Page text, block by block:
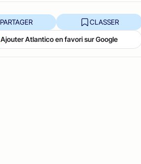
PARTAGER CLASSER
Ajouter Atlantico en favori sur Google